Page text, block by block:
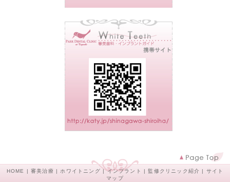
HOME | 審美治療 | ホワイトニング | インプラント | 監修クリニック紹介 |
サイト
マップ